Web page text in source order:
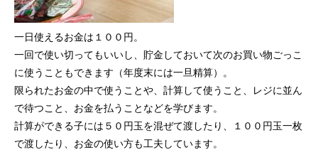
一日使えるお金は１００円。
一回で使い切ってもいいし、貯金しておいて次のお買い物ごっこ
に使うこともできます（年度末には一旦精算）。
限られたお金の中で使うことや、計算して使うこと、レジに並ん
で待つこと、お金を払うことなどを学びます。
計算ができる子には５０円玉を混ぜて渡したり、１００円玉一枚
で渡したり、お金の使い方も工夫しています。